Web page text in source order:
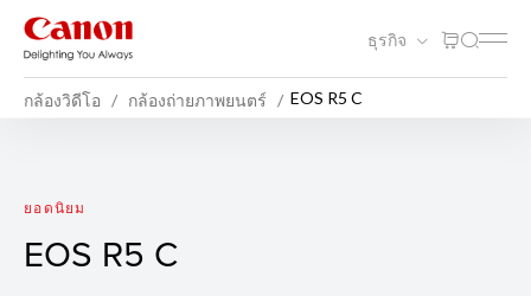
ธุรกิจ
กล้องวิดีโอ กล้องถ่ายภาพยนตร์ EOS R5 C
EOS R5 C
ยอดนิยม
EOS R5 C